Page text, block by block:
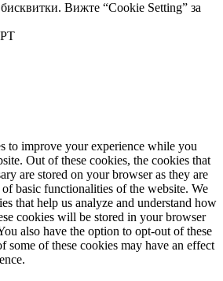
Вижте “Cookie Setting” за
to improve your experience while you
Out of these cookies, the cookies that
are stored on your browser as they are
basic functionalities of the website. We
that help us analyze and understand how
cookies will be stored in your browser
also have the option to opt-out of these
some of these cookies may have an effect